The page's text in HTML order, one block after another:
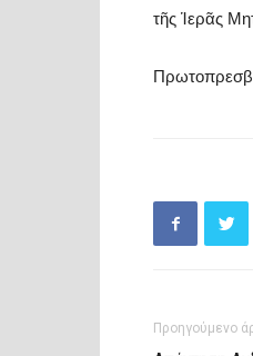
τῆς Ἱερᾶς
Προηγούμενο